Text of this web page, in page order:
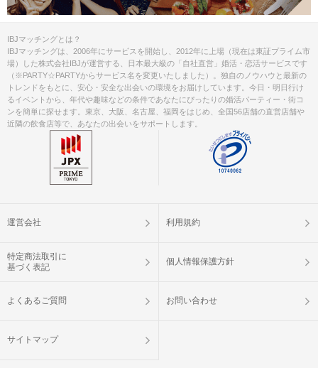
IBJマッチングとは？
IBJマッチングは、2006年にサービスを開始し、2012年に上場（現在は東証プライム市
場）した株式会社IBJが運営する、日本最大級の「自社直営」婚活・恋活サービスです
（※PARTY☆PARTYからサービス名を変更いたしました）。独自のノウハウと最新の
トレンドをもとに、安心・安全な出会いの環境をお届けしています。今日・明日行け
るイベントから、年代や趣味などの条件であなたにぴったりの婚活パーティー・街コ
ンを簡単に探せます。東京、大阪、名古屋、福岡をはじめ、全国56店舗の直営店舗や
近隣の飲食店等で、あなたの出会いをサポートします。
運営会社 利用規約
特定商法取引に
基づく表記
個人情報保護方針
よくあるご質問 お問い合わせ
サイトマップ